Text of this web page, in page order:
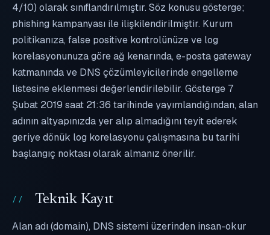
4/10) olarak sınıflandırılmıştır. Söz konusu gösterge;
phishing kampanyası ile ilişkilendirilmiştir. Kurum
politikanıza, false positive kontrolünüze ve log
korelasyonunuza göre ağ kenarında, e-posta gateway
katmanında ve DNS çözümleyicilerinde engelleme
listesine eklenmesi değerlendirilebilir. Gösterge 7
Şubat 2019 saat 21:36 tarihinde yayımlandığından, alan
adının altyapınızda yer alıp almadığını teyit ederek
geriye dönük log korelasyonu çalışmasına bu tarihi
başlangıç noktası olarak almanız önerilir.
Teknik Kayıt
Alan adı (domain), DNS sistemi üzerinden insan-okur